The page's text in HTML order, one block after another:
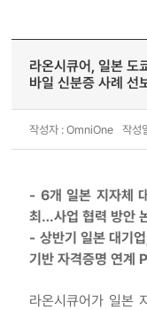
라온시큐어, 일본 도
바일 신분증 사례 선
작성자 : OmniOne 작
- 6개 일본 지자체
최…사업 협력 방안
- 상반기 일본 대기
기반 자격증명 연계
라온시큐어가 일본